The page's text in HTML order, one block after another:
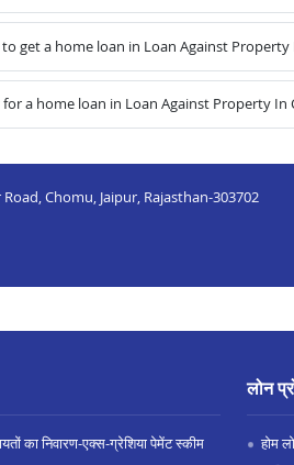
get a home loan in Loan Against Property
a home loan in Loan Against Property In
Chomu, Jaipur, Rajasthan-303702
का निवारण-एक्स-ग्रेशिया पेमेंट स्कीम
लोन
होम